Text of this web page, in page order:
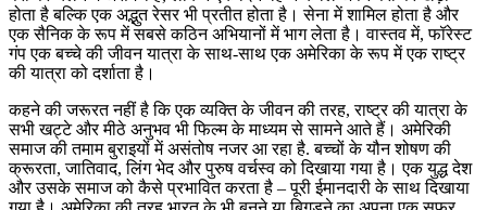
होता है बल्कि एक अद्भुत रेसर भी प्रतीत होता है। सेना में शामिल होता है और
एक सैनिक के रूप में सबसे कठिन अभियानों में भाग लेता है। वास्तव में, फॉरेस्ट
गंप एक बच्चे की जीवन यात्रा के साथ-साथ एक अमेरिका के रूप में एक राष्ट्र
की यात्रा को दर्शाता है।
कहने की जरूरत नहीं है कि एक व्यक्ति के जीवन की तरह, राष्ट्र की यात्रा के
सभी खट्टे और मीठे अनुभव भी फिल्म के माध्यम से सामने आते हैं। अमेरिकी
समाज की तमाम बुराइयों में असंतोष नजर आ रहा है. बच्चों के यौन शोषण की
क्रूरता, जातिवाद, लिंग भेद और पुरुष वर्चस्व को दिखाया गया है। एक युद्ध देश
और उसके समाज को कैसे प्रभावित करता है – पूरी ईमानदारी के साथ दिखाया